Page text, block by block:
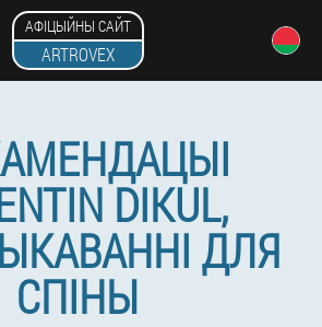
АФІЦЫЙНЫ САЙТ
ARTROVEX
DIKUL,
ДЛЯ
СПІНЫ